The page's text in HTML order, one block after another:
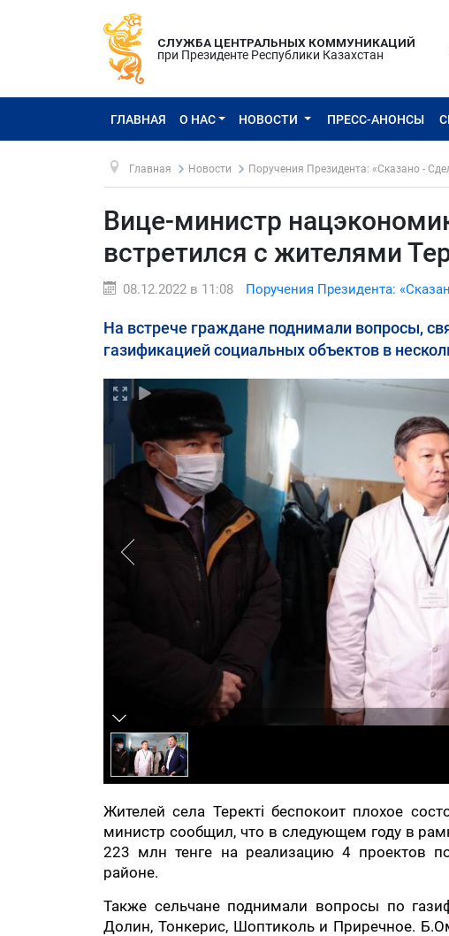
СЛУЖБА ЦЕНТРАЛЬНЫХ КОММУНИКАЦИЙ
при Президенте Республики Казахстан
ГЛАВНАЯ О НАС НОВОСТИ ПРЕСС-АНОНСЫ
Главная Новости Поручения Президента: «Сказано -
Вице-министр
встретился с жителями
08.12.2022 в 11:08 Поручения Президента:
На встрече граждане поднимали вопросы,
газификацией социальных объектов в
Жителей села Теректі беспокоит плохое
министр сообщил, что в следующем году в
223 млн тенге на реализацию 4 проектов
районе.
Также сельчане поднимали вопросы по
Долин, Тонкерис, Шоптиколь и Приречное.